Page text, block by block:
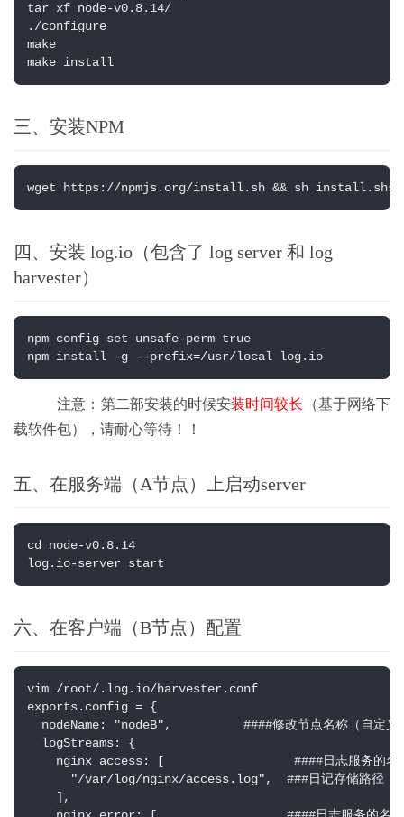
tar xf node-v0.8.14/
./configure
make
make install
三、安装NPM
wget https://npmjs.org/install.sh && sh install.shsi
四、安装 log.io（包含了 log server 和 log
harvester）
npm config set unsafe-perm true
npm install -g --prefix=/usr/local log.io
    注意：第二部安装的时候安
装时间较长 （基于网络下
载软件包），请耐心等待！！
五、在服务端（A节点）上启动server
cd node-v0.8.14
log.io-server start
六、在客户端（B节点）配置
vim /root/.log.io/harvester.conf
exports.config = {
nodeName: "nodeB",          ####修改节点名称（自定义
logStreams: {
nginx_access: [                  ####日志服务的名
"/var/log/nginx/access.log",  ###日记存储路径
],